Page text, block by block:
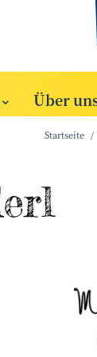
Über
Startseite